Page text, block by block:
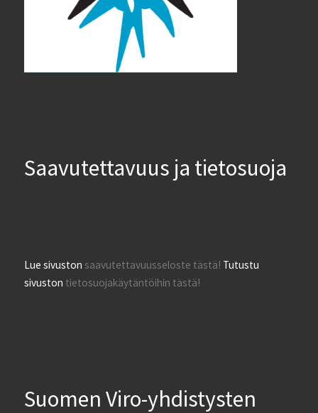
Saavutettavuus ja tietosuoja
Lue sivustonsaavutettavuusseloste tästä! Tutustu
sivuston tietosuojakäytäntöihin tästä!
Suomen Viro-yhdistysten